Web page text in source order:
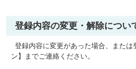
登録内容の変更・解除につい
登録内容に変更があった場合、また
ン】までご連絡ください。